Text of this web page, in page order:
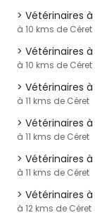
Vétérinaires à
à 10 kms de Céret
Vétérinaires à
à 10 kms de Céret
Vétérinaires à
à 11 kms de Céret
Vétérinaires à
à 11 kms de Céret
Vétérinaires à
à 11 kms de Céret
Vétérinaires à
à 12 kms de Céret